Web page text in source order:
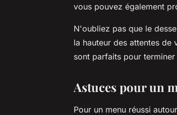
vous pouvez également
N'oubliez pas que le
la hauteur des attentes de
sont parfaits pour
Astuces pour un
Pour un menu réussi